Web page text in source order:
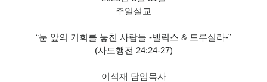
주일설교
“눈 앞의 기회를 놓친 사람들 -벨릭스 & 드루실라-”
(사도행전 24:24-27)
이석재 담임목사